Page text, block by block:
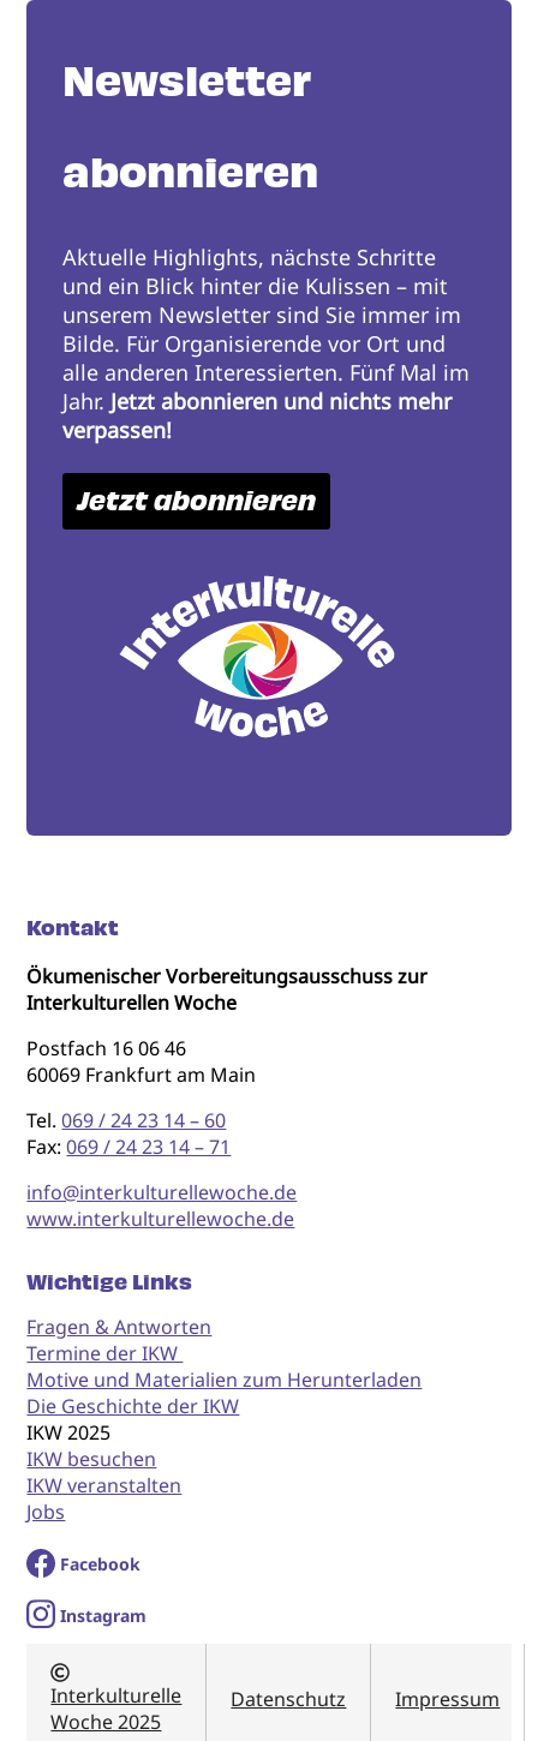
Newsletter
abonnieren
Aktuelle Highlights, nächste Schritte
und ein Blick hinter die Kulissen – mit
unserem Newsletter sind Sie immer im
Bilde. Für Organisierende vor Ort und
alle anderen Interessierten. Fünf Mal im
Jahr. Jetzt abonnieren und nichts mehr
verpassen!
Jetzt abonnieren
Kontakt
Ökumenischer Vorbereitungsausschuss zur
Interkulturellen Woche
Postfach 16 06 46
60069 Frankfurt am Main
Tel.069 / 24 23 14 – 60
Fax:069 / 24 23 14 – 71
info@interkulturellewoche.de
www.interkulturellewoche.de
Wichtige Links
Fragen & Antworten
Termine der IKW
Motive und Materialien zum Herunterladen
Die Geschichte der IKW
IKW 2025
IKW besuchen
IKW veranstalten
Jobs
Facebook
Instagram
Interkulturelle
Woche 2025
Datenschutz Impressum